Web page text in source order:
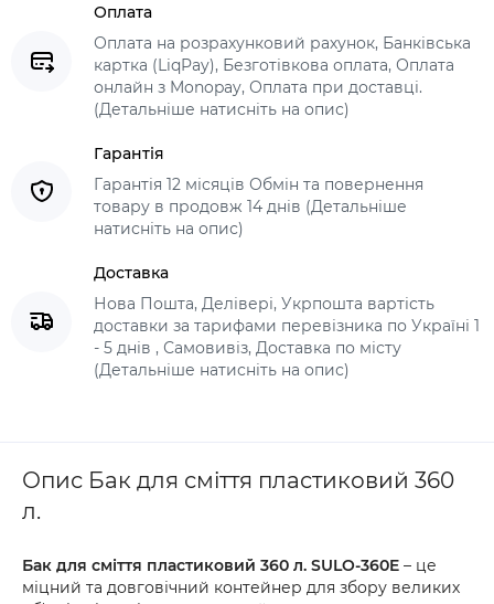
Оплата
Оплата на розрахунковий рахунок, Банківська
картка (LiqPay), Безготівкова оплата, Оплата
онлайн з Monopay, Оплата при доставці.
(Детальніше натисніть на опис)
Гарантія
Гарантія 12 місяців Обмін та повернення
товару в продовж 14 днів (Детальніше
натисніть на опис)
Доставка
Нова Пошта, Делівері, Укрпошта вартість
доставки за тарифами перевізника по Україні 1
- 5 днів , Самовивіз, Доставка по місту
(Детальніше натисніть на опис)
Опис Бак для сміття пластиковий 360
л.
Бак для сміття пластиковий 360 л. SULO-360E – це
міцний та довговічний контейнер для збору великих